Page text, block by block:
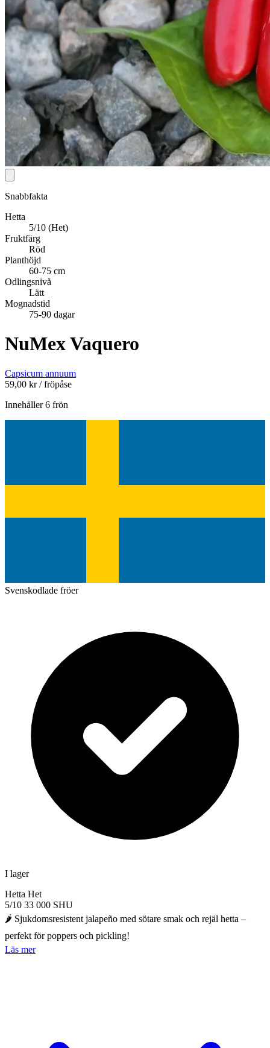
Snabbfakta
Hetta
5/10 (Het)
Fruktfärg
Röd
Planthöjd
60-75 cm
Odlingsnivå
Lätt
Mognadstid
75-90 dagar
NuMex Vaquero
Capsicum annuum
59,00 kr / fröpåse
Innehåller 6 frön
Svenskodlade fröer
I lager
Hetta Het
5/10 33 000 SHU
🌶️ Sjukdomsresistent jalapeño med sötare smak och rejäl hetta –
perfekt för poppers och pickling!
Läs mer